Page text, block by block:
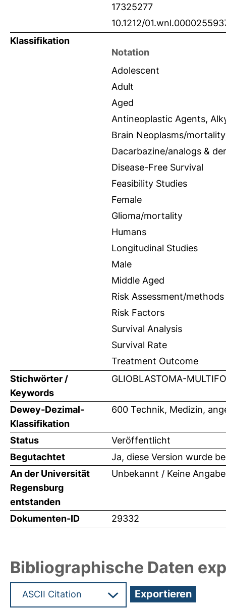
17325277
10.1212/
Klassifikation
Notation
Adolescent
Adult
Aged
Antineoplastic Agents,
Brain Neoplasms/mortality
Dacarbazine/analogs &
Disease-Free Survival
Feasibility Studies
Female
Glioma/mortality
Humans
Longitudinal Studies
Male
Middle Aged
Risk Assessment/methods
Risk Factors
Survival Analysis
Survival Rate
Treatment Outcome
Stichwörter /
Keywords
GLIOBLASTOMA-
Dewey-Dezimal-
Klassifikation
600 Technik, Medizin,
Status
Veröffentlicht
Begutachtet
Ja, diese Version wurde
An der Universität
Regensburg
entstanden
Unbekannt / Keine Angabe
Dokumenten-ID 29332
Bibliographische Daten